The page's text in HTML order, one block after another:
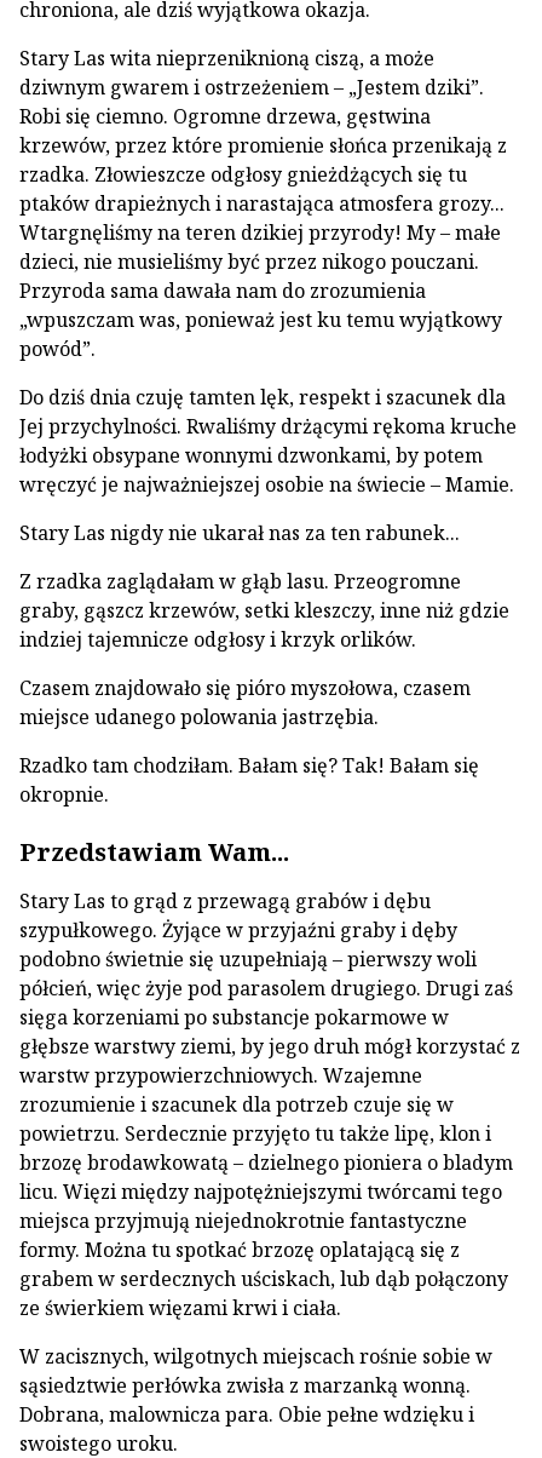
chroniona, ale dziś wyjątkowa okazja.
Stary Las wita nieprzeniknioną ciszą, a może
dziwnym gwarem i ostrzeżeniem – „Jestem dziki”.
Robi się ciemno. Ogromne drzewa, gęstwina
krzewów, przez które promienie słońca przenikają z
rzadka. Złowieszcze odgłosy gnieżdżących się tu
ptaków drapieżnych i narastająca atmosfera grozy...
Wtargnęliśmy na teren dzikiej przyrody! My – małe
dzieci, nie musieliśmy być przez nikogo pouczani.
Przyroda sama dawała nam do zrozumienia
„wpuszczam was, ponieważ jest ku temu wyjątkowy
powód”.
Do dziś dnia czuję tamten lęk, respekt i szacunek dla
Jej przychylności. Rwaliśmy drżącymi rękoma kruche
łodyżki obsypane wonnymi dzwonkami, by potem
wręczyć je najważniejszej osobie na świecie – Mamie.
Stary Las nigdy nie ukarał nas za ten rabunek...
Z rzadka zaglądałam w głąb lasu. Przeogromne
graby, gąszcz krzewów, setki kleszczy, inne niż gdzie
indziej tajemnicze odgłosy i krzyk orlików.
Czasem znajdowało się pióro myszołowa, czasem
miejsce udanego polowania jastrzębia.
Rzadko tam chodziłam. Bałam się? Tak! Bałam się
okropnie.
Przedstawiam Wam...
Stary Las to grąd z przewagą grabów i dębu
szypułkowego. Żyjące w przyjaźni graby i dęby
podobno świetnie się uzupełniają – pierwszy woli
półcień, więc żyje pod parasolem drugiego. Drugi zaś
sięga korzeniami po substancje pokarmowe w
głębsze warstwy ziemi, by jego druh mógł korzystać z
warstw przypowierzchniowych. Wzajemne
zrozumienie i szacunek dla potrzeb czuje się w
powietrzu. Serdecznie przyjęto tu także lipę, klon i
brzozę brodawkowatą – dzielnego pioniera o bladym
licu. Więzi między najpotężniejszymi twórcami tego
miejsca przyjmują niejednokrotnie fantastyczne
formy. Można tu spotkać brzozę oplatającą się z
grabem w serdecznych uściskach, lub dąb połączony
ze świerkiem więzami krwi i ciała.
W zacisznych, wilgotnych miejscach rośnie sobie w
sąsiedztwie perłówka zwisła z marzanką wonną.
Dobrana, malownicza para. Obie pełne wdzięku i
swoistego uroku.